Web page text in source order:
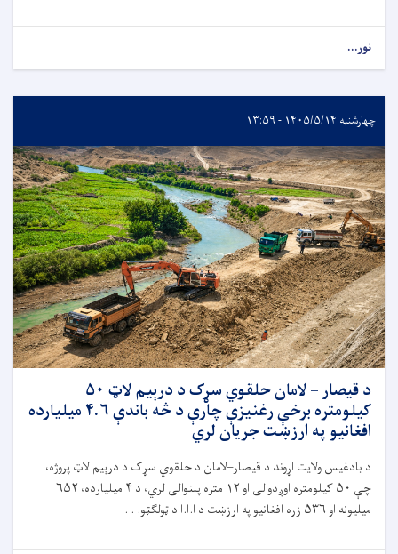
نور...
چهارشنبه ۱۴۰۵/۵/۱۴ - ۱۳:۵۹
د قیصار – لامان حلقوي سړک د درېیم لاټ ۵۰
کیلومتره برخې رغنیزې چارې د څه باندې ۴.۶ میلیارده
افغانیو په ارزښت جریان لري
د بادغیس ولایت اړوند د قیصار–لامان د حلقوي سړک د درېیم لاټ پروژه،
چې ۵۰ کیلومتره اوږدوالی او ۱۲ متره پلنوالی لري، د ۴ میلیارده، ۶۵۲
میلیونه او ۵۳۶ زره افغانیو په ارزښت د ا.ا.ا د ټولګټو. . .